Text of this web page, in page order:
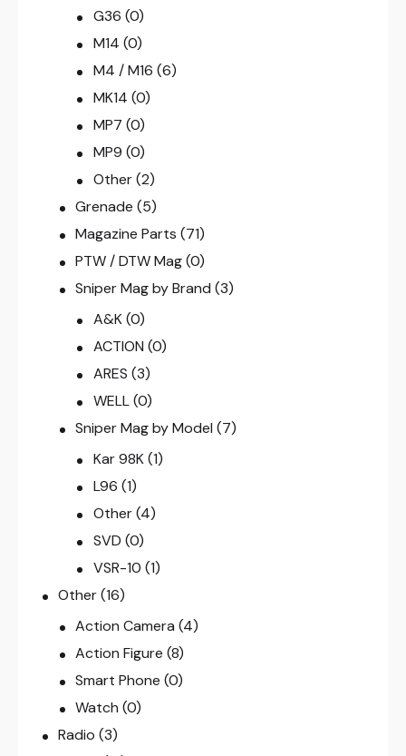
G36 (0)
M14 (0)
M4 / M16 (6)
MK14 (0)
MP7 (0)
MP9 (0)
Other (2)
Grenade (5)
Magazine Parts (71)
PTW / DTW Mag (0)
Sniper Mag by Brand (3)
A&K (0)
ACTION (0)
ARES (3)
WELL (0)
Sniper Mag by Model (7)
Kar 98K (1)
L96 (1)
Other (4)
SVD (0)
VSR-10 (1)
Other(16)
Action Camera (4)
Action Figure (8)
Smart Phone (0)
Watch (0)
Radio (3)